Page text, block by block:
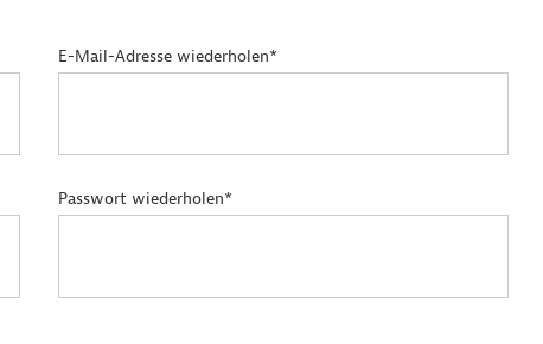
E-Mail-Adresse wiederholen*
Passwort wiederholen*